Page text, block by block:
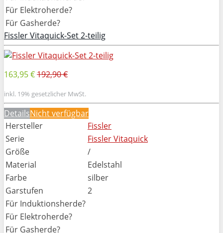
Für Elektroherde?
Für Gasherde?
Fissler Vitaquick-Set 2-teilig
163,95 €192,90 €
inkl. 19% gesetzlicher MwSt.
DetailsNicht verfügbar
Hersteller
Fissler
Serie
Fissler Vitaquick
Größe
/
Material
Edelstahl
Farbe
silber
Garstufen
2
Für Induktionsherde?
Für Elektroherde?
Für Gasherde?